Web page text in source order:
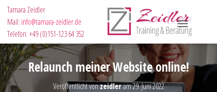
Tamara Zeidler
Mail: info@tamara-zeidler.de
Telefon: +49 (0)151-123 64 352
N
A
V
I
G
Relaunch meiner Website online!
Veröffentlicht vonzeidleram29. Juni 2022